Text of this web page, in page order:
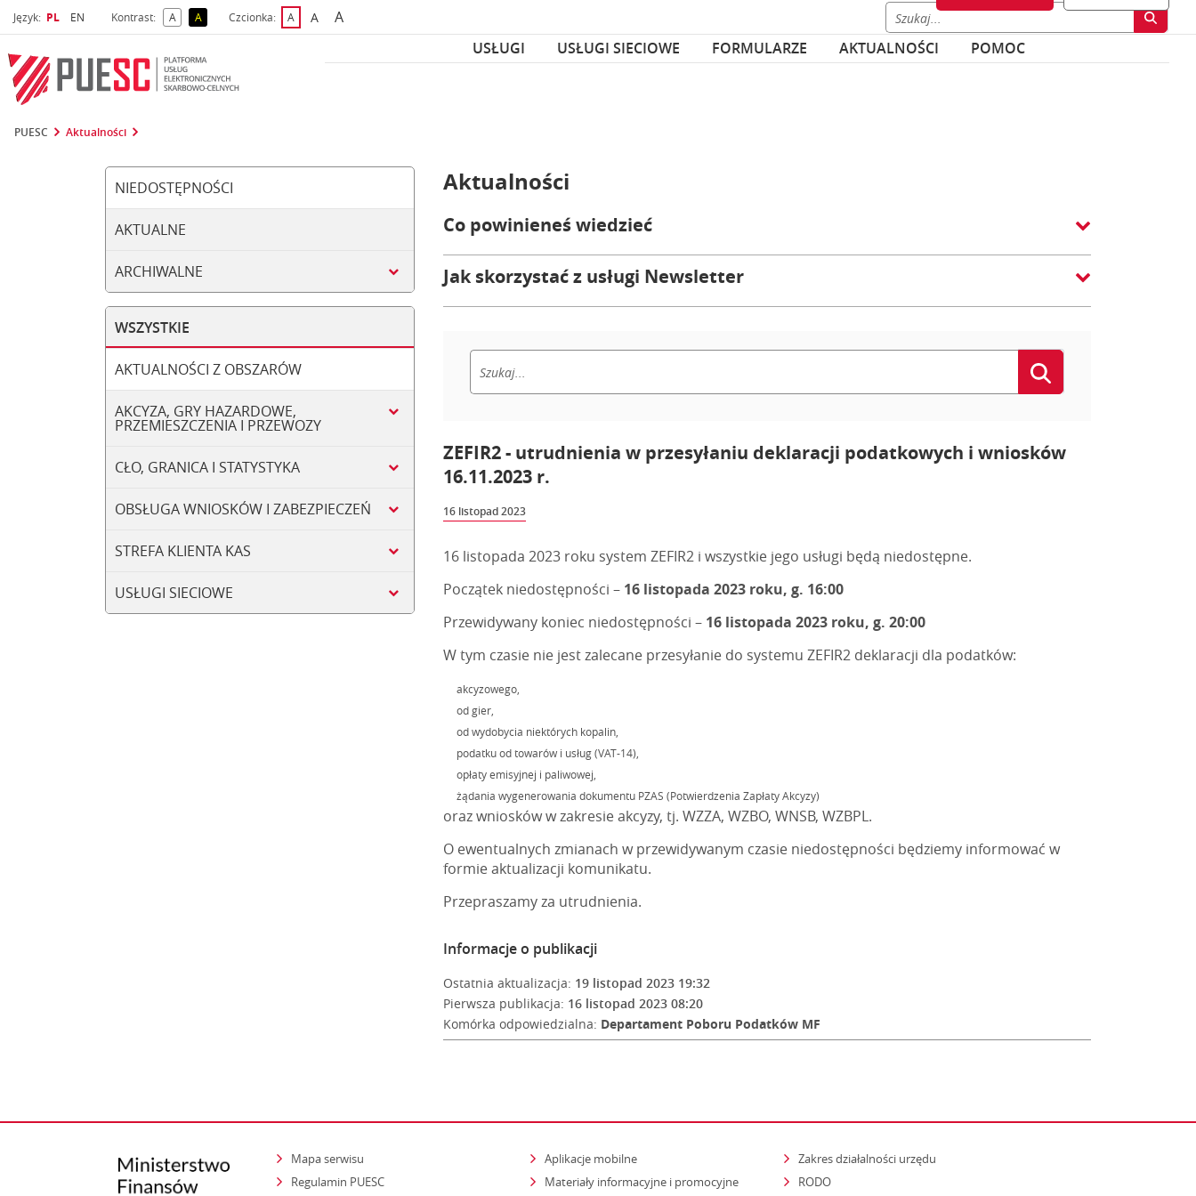
Język: Wybrany język
PL Wybierz język
EN Kontrast: Akontrast domyślny
Akontrast żółty tekst na czarnym tle
Czcionka: Adomyślna czcionka
Awiększa czcionka
Anajwiększa czcionka
USŁUGI
USŁUGI SIECIOWE FORMULARZE AKTUALNOŚCI POMOC
PUESC Aktualności
NIEDOSTĘPNOŚCI
AKTUALNE
ARCHIWALNE
WSZYSTKIE
AKTUALNOŚCI Z OBSZARÓW
AKCYZA, GRY HAZARDOWE,
PRZEMIESZCZENIA I PRZEWOZY
CŁO, GRANICA I STATYSTYKA
OBSŁUGA WNIOSKÓW I ZABEZPIECZEŃ
STREFA KLIENTA KAS
USŁUGI SIECIOWE
Aktualności
Co powinieneś wiedzieć
Jak skorzystać z usługi Newsletter
ZEFIR2 - utrudnienia w przesyłaniu deklaracji podatkowych i wniosków
16.11.2023 r.
16 listopad 2023
16 listopada 2023 roku system ZEFIR2 i wszystkie jego usługi będą niedostępne.
Początek niedostępności – 16 listopada 2023 roku, g. 16:00
Przewidywany koniec niedostępności – 16 listopada 2023 roku, g. 20:00
W tym czasie nie jest zalecane przesyłanie do systemu ZEFIR2 deklaracji dla podatków:
akcyzowego,
od gier,
od wydobycia niektórych kopalin,
podatku od towarów i usług (VAT-14),
opłaty emisyjnej i paliwowej,
żądania wygenerowania dokumentu PZAS (Potwierdzenia Zapłaty Akcyzy)
oraz wniosków w zakresie akcyzy, tj. WZZA, WZBO, WNSB, WZBPL.
O ewentualnych zmianach w przewidywanym czasie niedostępności będziemy informować w
formie aktualizacji komunikatu.
Przepraszamy za utrudnienia.
Informacje o publikacji
Ostatnia aktualizacja: 19 listopad 2023 19:32
Pierwsza publikacja: 16 listopad 2023 08:20
Komórka odpowiedzialna: Departament Poboru Podatków MF
Mapa serwisu
Regulamin PUESC
Aplikacje mobilne
Materiały informacyjne i promocyjne
Zakres działalności urzędu
RODO